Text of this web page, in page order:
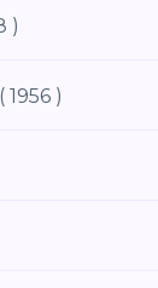
)
( 1956 )